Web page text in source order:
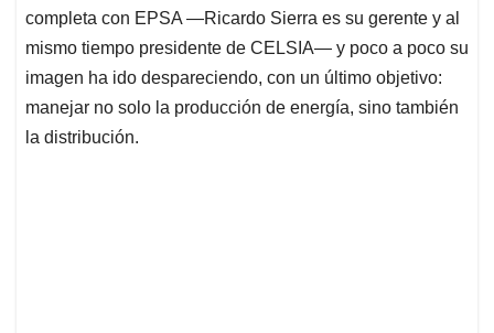
completa con EPSA —Ricardo Sierra es su gerente y al
mismo tiempo presidente de CELSIA— y poco a poco su
imagen ha ido despareciendo, con un último objetivo:
manejar no solo la producción de energía, sino también
la distribución.